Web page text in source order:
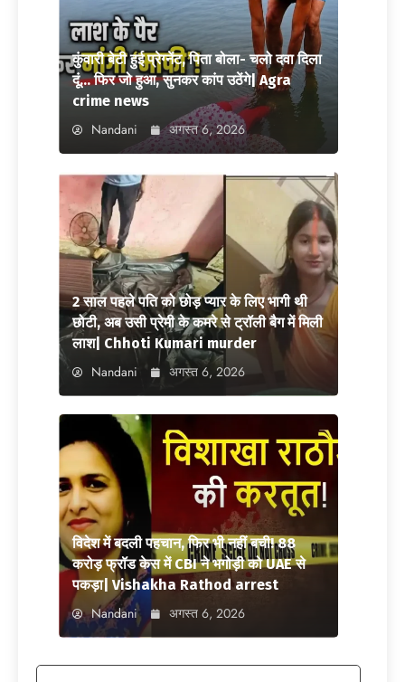
कुंवारी बेटी हुई प्रेग्नेंट, पिता बोला- चलो दवा दिला
दूं… फिर जो हुआ, सुनकर कांप उठेंगे| Agra
crime news
Nandani अगस्त 6, 2026
2 साल पहले पति को छोड़ प्यार के लिए भागी थी
छोटी, अब उसी प्रेमी के कमरे से ट्रॉली बैग में मिली
लाश| Chhoti Kumari murder
Nandani अगस्त 6, 2026
विदेश में बदली पहचान, फिर भी नहीं बची! 88
करोड़ फ्रॉड केस में CBI ने भगोड़ी को UAE से
पकड़ा| Vishakha Rathod arrest
Nandani अगस्त 6, 2026